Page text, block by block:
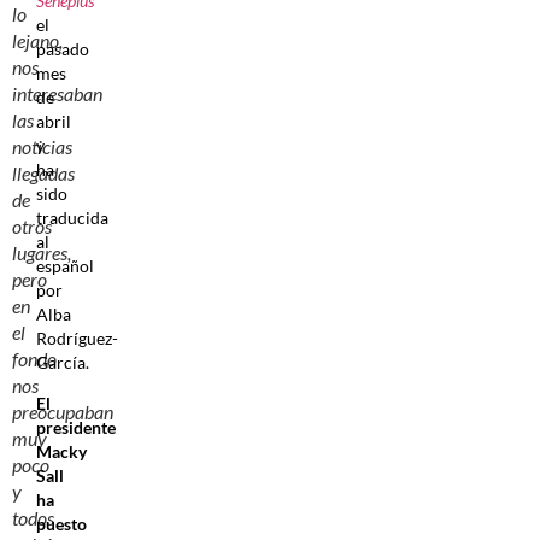
lo
lejano,
nos
interesaban
las
noticias
llegadas
de
otros
lugares,
pero
en
el
fondo
nos
preocupaban
muy
poco
y
todos
el
pasado
mes
de
abril
y
ha
sido
traducida
al
español
por
Alba
Rodríguez-
García.
El
presidente
Macky
Sall
ha
puesto